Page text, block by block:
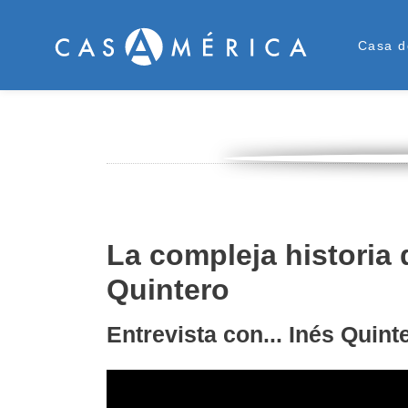
Casa
La compleja historia
Quintero
Entrevista con... Inés